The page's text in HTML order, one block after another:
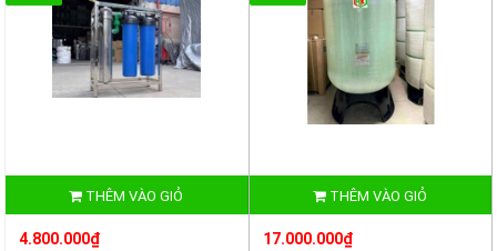
THÊM VÀO GIỎ
4.800.000₫
THÊM VÀO GIỎ
17.000.000₫